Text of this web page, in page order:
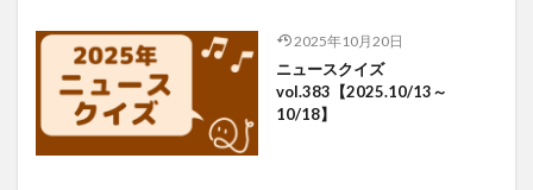
2025年10月20日
ニュースクイズ
vol.383【2025.10/13～
10/18】